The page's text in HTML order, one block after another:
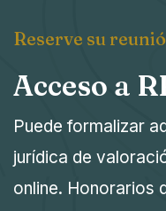
Reserve su
Acceso a
Puede formalizar
jurídica de
online. Honorarios